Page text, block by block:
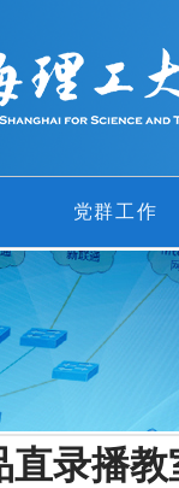
党群工作
直录播